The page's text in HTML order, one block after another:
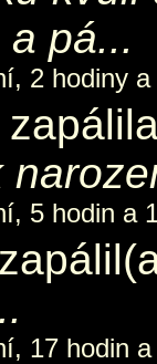
pá...
2 hodiny
5 hodin a
17 hodin